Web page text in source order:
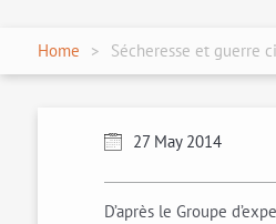
Home Sécheresse et guerre
27 May 2014
D’après le Groupe